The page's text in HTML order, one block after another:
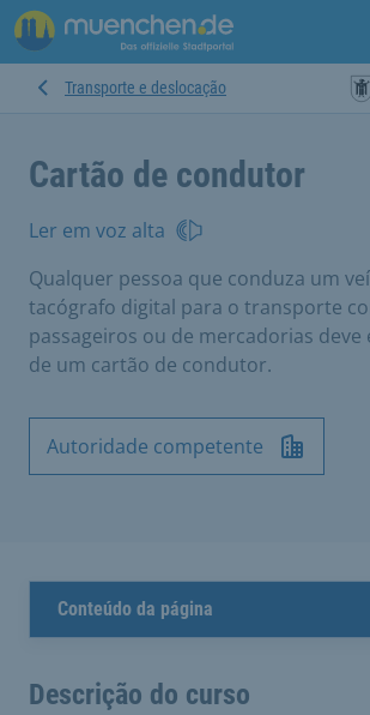
Transporte e deslocação
Cartão de condutor
Ler em voz alta
Qualquer pessoa que conduza um
tacógrafo digital para o transporte
passageiros ou de mercadorias deve
de um cartão de condutor.
Autoridade competente
Conteúdo da página
Descrição do curso